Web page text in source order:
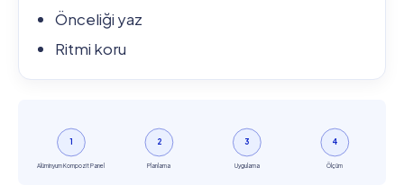
Önceliği yaz
Ritmi koru
1
Alüminyum Kompozit Panel
2
Planlama
3
Uygulama
4
Ölçüm